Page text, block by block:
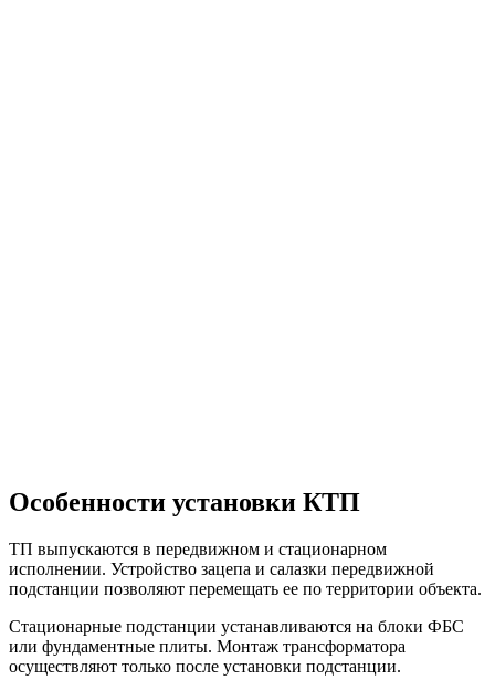
Особенности установки КТП
ТП выпускаются в передвижном и стационарном
исполнении. Устройство зацепа и салазки передвижной
подстанции позволяют перемещать ее по территории объекта.
Стационарные подстанции устанавливаются на блоки ФБС
или фундаментные плиты. Монтаж трансформатора
осуществляют только после установки подстанции.